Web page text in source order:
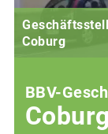
Coburg
BBV-
Coburg